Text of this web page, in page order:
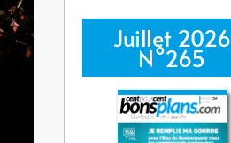
Juillet 2026
N°265